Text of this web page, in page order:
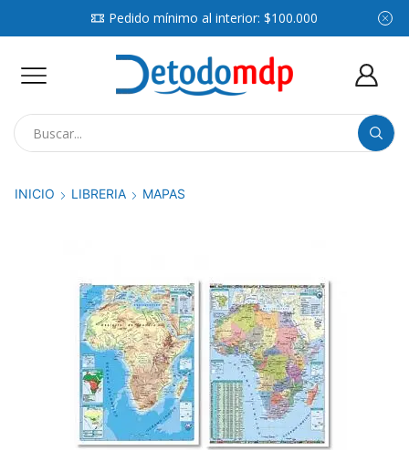
Pedido mínimo al interior: $100.000
INICIO LIBRERIA MAPAS